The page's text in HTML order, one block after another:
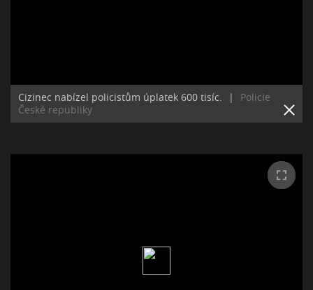
Cizinec nabízel policistům úplatek 600 tisíc. |
Policie
České republiky